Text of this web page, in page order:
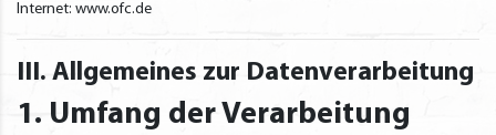
Internet: www.ofc.de
III. Allgemeines zur Datenverarbeitung
1. Umfang der Verarbeitung